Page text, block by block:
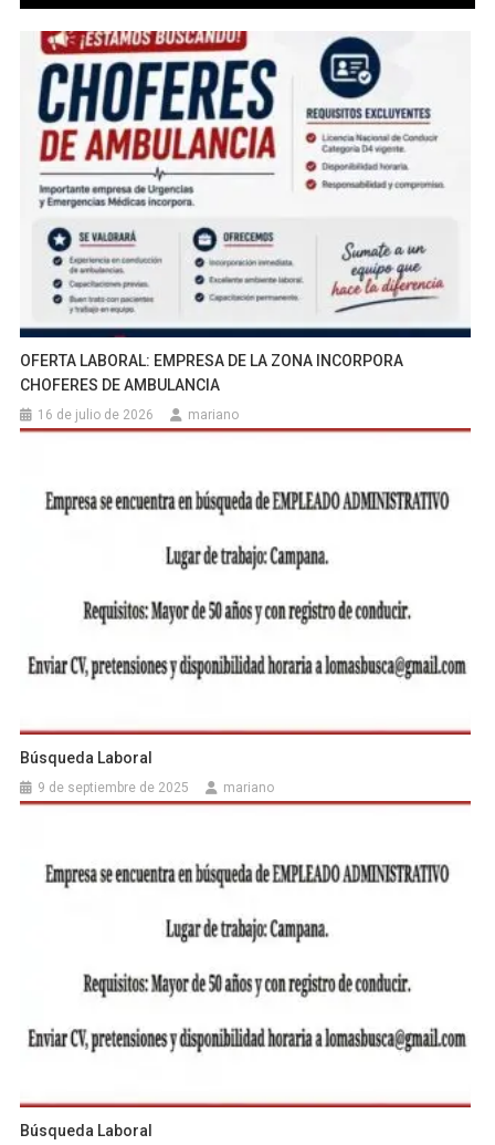
OFERTA LABORAL: EMPRESA DE LA ZONA INCORPORA
CHOFERES DE AMBULANCIA
16 de julio de 2026 mariano
Búsqueda Laboral
9 de septiembre de 2025 mariano
Búsqueda Laboral